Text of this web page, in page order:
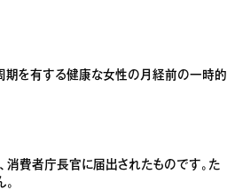
期を有する健康な女性の月経前の一時的
費者庁長官に届出されたものです。た